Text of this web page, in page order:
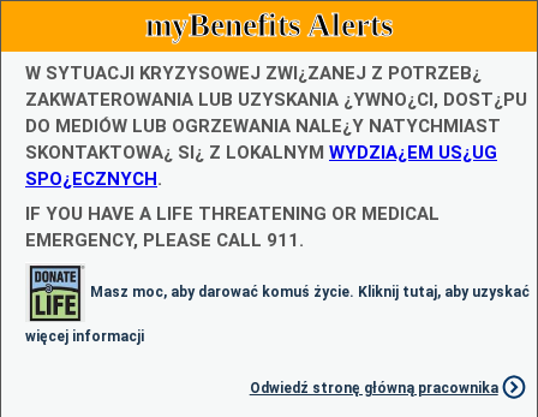
myBenefits Alerts
W SYTUACJI KRYZYSOWEJ ZWI¿ZANEJ Z POTRZEB¿
ZAKWATEROWANIA LUB UZYSKANIA ¿YWNO¿CI, DOST¿PU
DO MEDIÓW LUB OGRZEWANIA NALE¿Y NATYCHMIAST
SKONTAKTOWA¿ SI¿ Z LOKALNYM WYDZIA¿EM US¿UG
SPO¿ECZNYCH.
IF YOU HAVE A LIFE THREATENING OR MEDICAL
EMERGENCY, PLEASE CALL 911.
Masz moc, aby darować komuś życie. Kliknij tutaj, aby uzyskać
więcej informacji
Odwiedź stronę główną pracownika